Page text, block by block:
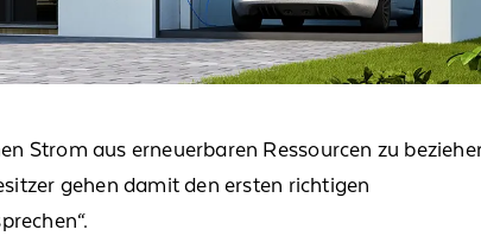
Strom aus erneuerbaren Ressourcen zu
gehen damit den ersten richtigen
en“.